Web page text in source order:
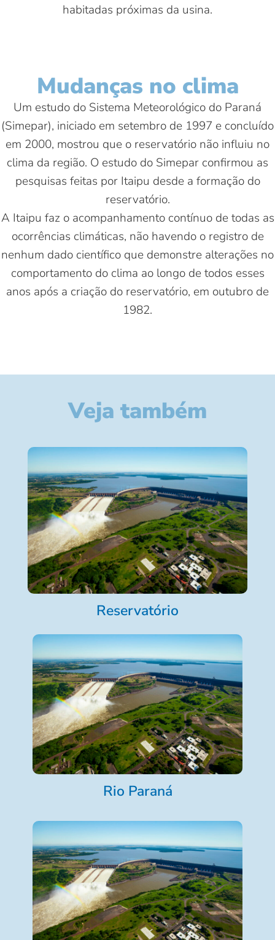
habitadas próximas da usina.
Mudanças no clima
Um estudo do Sistema Meteorológico do Paraná
(Simepar), iniciado em setembro de 1997 e concluído
em 2000, mostrou que o reservatório não influiu no
clima da região. O estudo do Simepar confirmou as
pesquisas feitas por Itaipu desde a formação do
reservatório.
A Itaipu faz o acompanhamento contínuo de todas as
ocorrências climáticas, não havendo o registro de
nenhum dado científico que demonstre alterações no
comportamento do clima ao longo de todos esses
anos após a criação do reservatório, em outubro de
1982.
Veja também
Reservatório
Rio Paraná